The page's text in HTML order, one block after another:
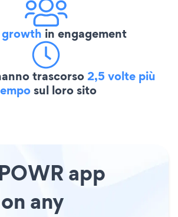
in engagement
trascorso2,5 volte più
sul loro sito
app
any